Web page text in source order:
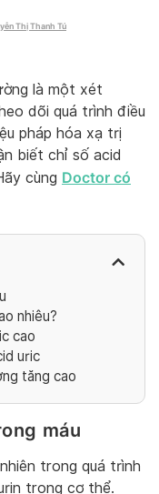
Thị Thanh Tú
là một xét
dõi quá trình điều
pháp hóa xạ trị
biết chỉ số acid
cùng Doctor có
nhiêu?
cao
uric
tăng cao
máu
trong quá trình
trong cơ thể.